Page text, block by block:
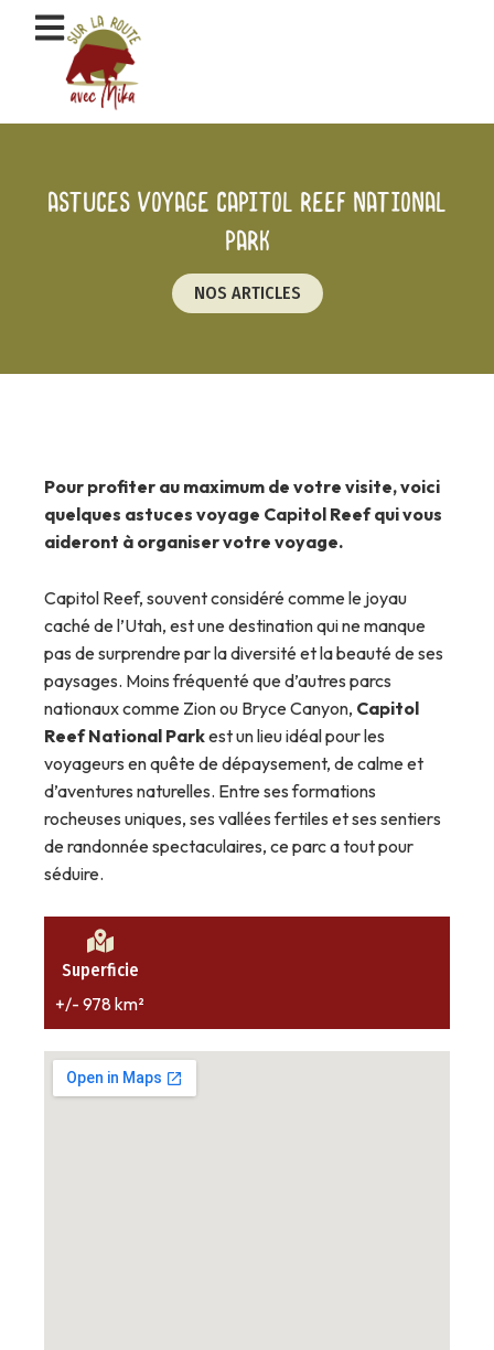
Astuces voyage Capitol reef national
park
NOS ARTICLES
Pour profiter au maximum de votre visite, voici
quelques astuces voyage Capitol Reef qui vous
aideront à organiser votre voyage.
Capitol Reef, souvent considéré comme le joyau
caché de l’Utah, est une destination qui ne manque
pas de surprendre par la diversité et la beauté de ses
paysages. Moins fréquenté que d’autres parcs
nationaux comme Zion ou Bryce Canyon, Capitol
Reef National Parkest un lieu idéal pour les
voyageurs en quête de dépaysement, de calme et
d’aventures naturelles. Entre ses formations
rocheuses uniques, ses vallées fertiles et ses sentiers
de randonnée spectaculaires, ce parc a tout pour
séduire.
Superficie
+/- 978 km²